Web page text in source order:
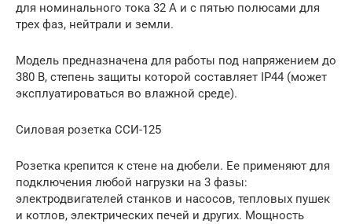
для номинального тока 32 А и с пятью полюсами для
трех фаз, нейтрали и земли.
Модель предназначена для работы под напряжением до
380 В, степень защиты которой составляет IP44 (может
эксплуатироваться во влажной среде).
Силовая розетка ССИ-125
Розетка крепится к стене на дюбели. Ее применяют для
подключения любой нагрузки на 3 фазы:
электродвигателей станков и насосов, тепловых пушек
и котлов, электрических печей и других. Мощность